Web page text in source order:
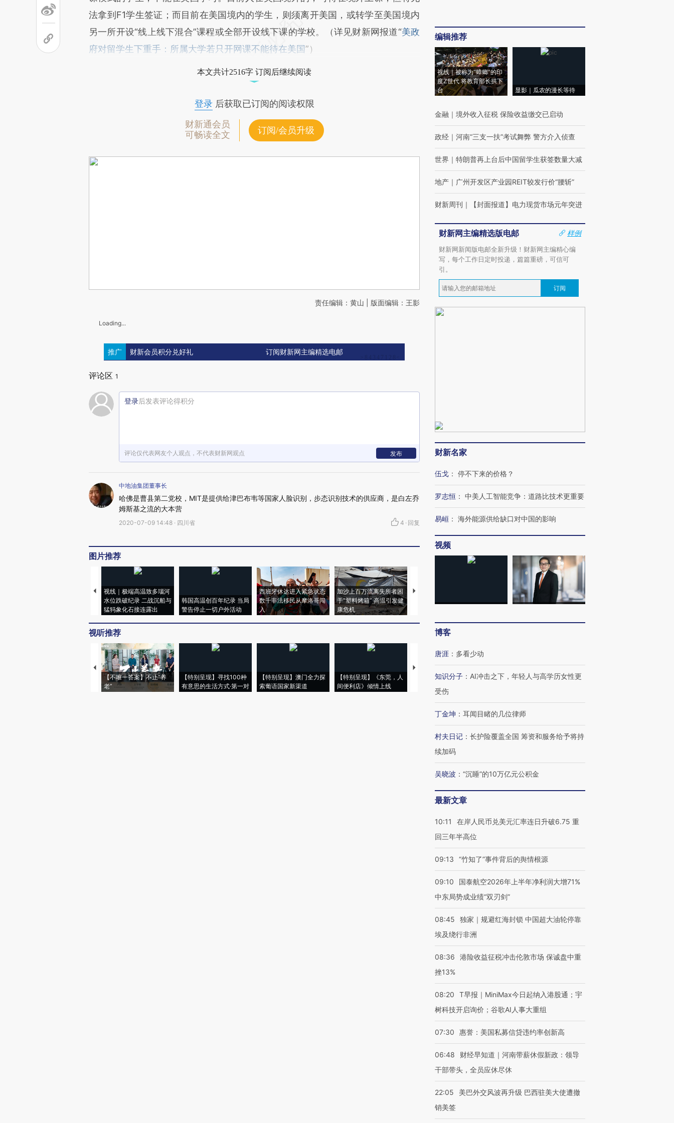
法拿到F1学生签证；而目前在美国境内的学生，则须离开美国，或转学至美国境内
另一所开设“线上线下混合”课程或全部开设线下课的学校。（详见财新网报道“美政
府对留学生下重手：所属大学若只开网课不能待在美国”）
本文共计2516字 订阅后继续阅读
登录后获取已订阅的阅读权限
财新通会员
可畅读全文
订阅/会员升级
责任编辑：黄山 | 版面编辑：王影
Loading...
推广 财新会员积分兑好礼 订阅财新网主编精选电邮
评论区 1
登录后发表评论得积分
评论仅代表网友个人观点，不代表财新网观点 发布
中地油集团董事长
哈佛是曹县第二党校，MIT是提供给津巴布韦等国家人脸识别，步态识别技术的供应商，是白左乔
姆斯基之流的大本营
2020-07-09 14:48 · 四川省 4 · 回复
图片推荐
视线｜极端高温致多瑙河
水位跌破纪录 二战沉船与
猛犸象化石接连露出
韩国高温创百年纪录 当局
警告停止一切户外活动
西班牙休达进入紧急状态
数千非法移民从摩洛哥闯
入
加沙上百万流离失所者困
于“塑料烤箱” 高温引发健
康危机
马航飞行员跨国走私7万
粒摇头丸 尿检体内含3种
泽连斯基密集出访美英 索
秘鲁纳斯卡观光飞机坠毁
视听推荐
【不唯一答案】不止“养
老”
【特别呈现】寻找100种
有意思的生活方式·第一对
【特别呈现】澳门全力探
索葡语国家新渠道
【特别呈现】《东莞，人
间便利店》倾情上线
【推广】走进第四届链博
会，让数智科技“链”接产
【特别呈现】寻找100种
CFO：不靠规模取胜，华
编辑推荐
视线｜被称为“蟑螂”的印
度Z世代 将教育部长拱下
台
显影｜瓜农的漫长等待
金融 ｜ 境外收入征税 保险收益缴交已启动
政经 ｜ 河南“三支一扶”考试舞弊 警方介入侦查
世界 ｜ 特朗普再上台后中国留学生获签数量大减
地产 ｜ 广州开发区产业园REIT较发行价“腰斩”
财新周刊 ｜ 【封面报道】电力现货市场元年突进
财新网主编精选版电邮
样例
财新网新闻版电邮全新升级！财新网主编精心编
写，每个工作日定时投递，篇篇重磅，可信可
引。
订阅
财新名家
伍戈 ： 停不下来的价格？
罗志恒 ： 中美人工智能竞争：道路比技术更重要
易峘 ： 海外能源供给缺口对中国的影响
视频
博客
唐涯 ： 多看少动
知识分子 ： AI冲击之下，年轻人与高学历女性更
受伤
丁金坤 ： 耳闻目睹的几位律师
村夫日记 ： 长护险覆盖全国 筹资和服务给予将持
续加码
吴晓波 ： “沉睡”的10万亿元公积金
最新文章
10:11
在岸人民币兑美元汇率连日升破6.75 重
回三年半高位
09:13 “竹知了”事件背后的舆情根源
09:10
国泰航空2026年上半年净利润大增71%
中东局势成业绩“双刃剑”
08:45
独家｜规避红海封锁 中国超大油轮停靠
埃及绕行非洲
08:36
港险收益征税冲击伦敦市场 保诚盘中重
挫13%
08:20
T早报｜MiniMax今日起纳入港股通；宇
树科技开启询价；谷歌AI人事大重组
07:30 惠誉：美国私募信贷违约率创新高
06:48
财经早知道｜河南带薪休假新政：领导
干部带头，全员应休尽休
22:05
美巴外交风波再升级 巴西驻美大使遭撤
销美签